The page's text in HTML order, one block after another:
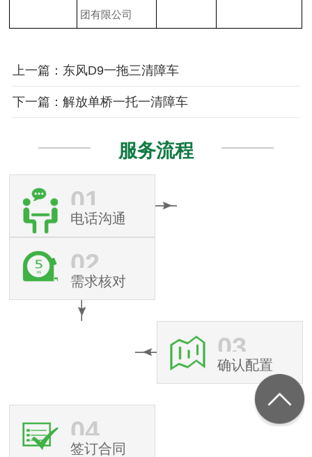
团有限公司
上一篇：东风D9一拖三清障车
下一篇：解放单桥一托一清障车
服务流程
01
电话沟通
02
需求核对
03
确认配置
04
签订合同